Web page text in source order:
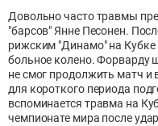
Довольно часто травмы
"барсов" Янне Песонен.
рижским "Динамо" на Кубке
больное колено. Форварду
не смог продолжить матч
для короткого периода
вспоминается травма на
чемпионате мира после